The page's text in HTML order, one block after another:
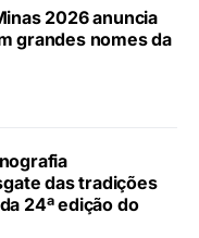
2026 anuncia
grandes nomes da
das tradições
24ª edição do